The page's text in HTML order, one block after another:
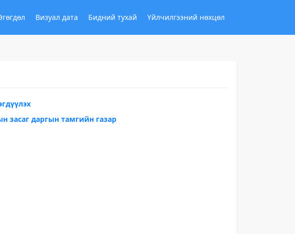
Визуал дата Бидний тухай Үйлчилгээний нөхцөл
засаг даргын тамгийн газар